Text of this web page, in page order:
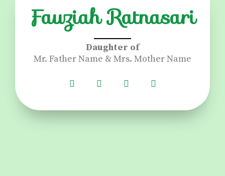
Fauziah Ratnasari
Daughter of
Mr. Father Name & Mrs. Mother Name